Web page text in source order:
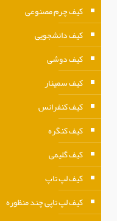
کیف چرم مصنوعی
کیف دانشجویی
کیف دوشی
کیف سمینار
کیف کنفرانس
کیف کنگره
کیف گلیمی
کیف لپ تاپ
کیف لپ تاپی چند منظوره